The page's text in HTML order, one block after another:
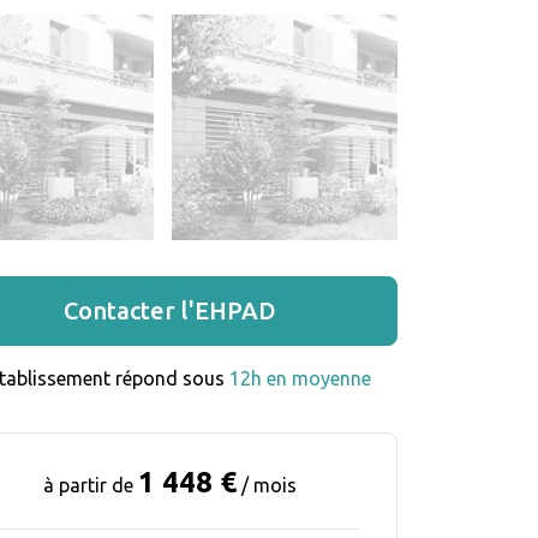
Contacter l'EHPAD
répond sous 12h en moyenne
à partir de 1 448 €/ mois